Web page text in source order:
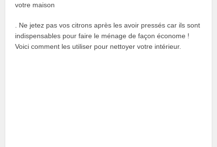
votre maison
. Ne jetez pas vos citrons après les avoir pressés car ils sont
indispensables pour faire le ménage de façon économe !
Voici comment les utiliser pour nettoyer votre intérieur.